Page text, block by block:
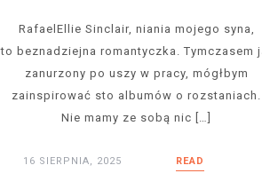
RafaelEllie Sinclair, niania mojego syna,
to beznadziejna romantyczka. Tymczasem
zanurzony po uszy w pracy, mógłbym
zainspirować sto albumów o rozstaniach.
Nie mamy ze sobą nic […]
16 SIERPNIA, 2025 READ